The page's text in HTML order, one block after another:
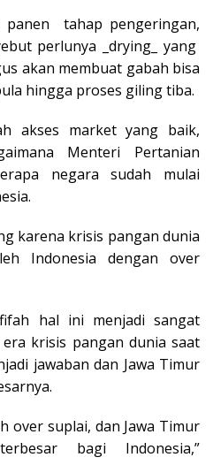
panen tahap pengeringan,
perlunya _drying_ yang
akan membuat gabah bisa
hingga proses giling tiba.
akses market yang baik,
Menteri Pertanian
negara sudah mulai
karena krisis pangan dunia
Indonesia dengan over
hal ini menjadi sangat
krisis pangan dunia saat
jawaban dan Jawa Timur
over suplai, dan Jawa Timur
bagi Indonesia,”